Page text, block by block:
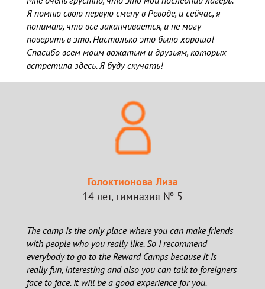
Я помню свою первую смену в Реводе, и сейчас, я
понимаю, что все заканчивается, и не могу
поверить в это. Настолько это было хорошо!
Спасибо всем моим вожатым и друзьям, которых
встретила здесь. Я буду скучать!
Голоктионова Лиза
14 лет, гимназия № 5
The camp is the only place where you can make friends
with people who you really like. So I recommend
everybody to go to the Reward Camps because it is
really fun, interesting and also you can talk to foreigners
face to face. It will be a good experience for you.